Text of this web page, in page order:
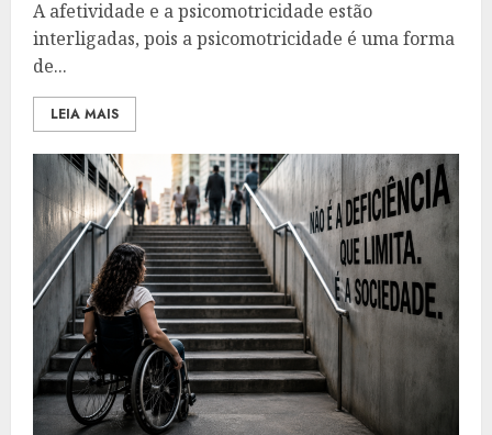
A afetividade e a psicomotricidade estão
interligadas, pois a psicomotricidade é uma forma
de...
LEIA MAIS